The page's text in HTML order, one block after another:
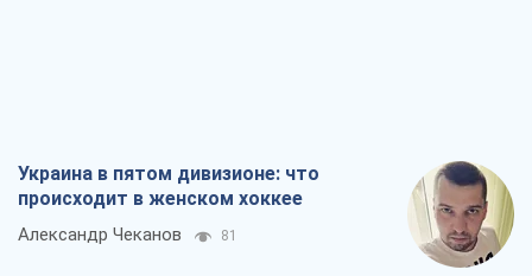
Украина в пятом дивизионе: что
происходит в женском хоккее
Александр Чеканов 81